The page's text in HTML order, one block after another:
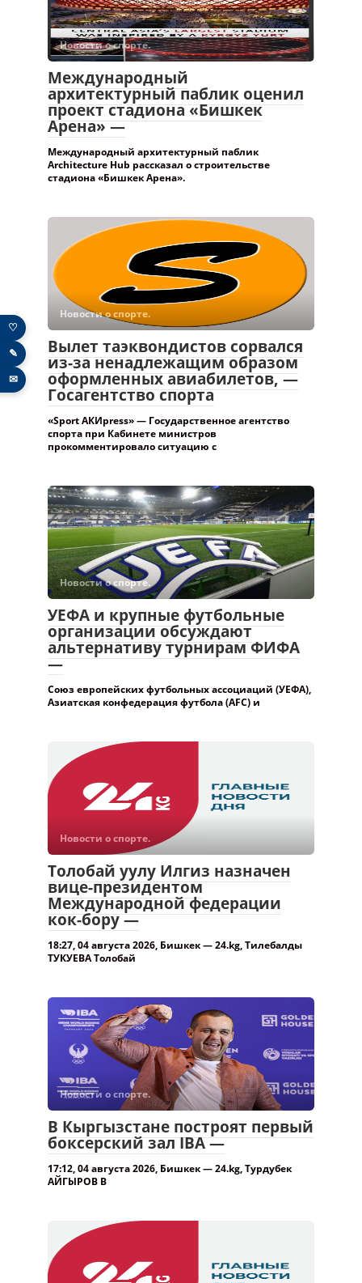
Новости о спорте.
Международный
архитектурный паблик оценил
проект стадиона «Бишкек
Арена» —
Международный архитектурный паблик
Architecture Hub рассказал о строительстве
стадиона «Бишкек Арена».
Новости о спорте.
Вылет таэквондистов сорвался
из-за ненадлежащим образом
оформленных авиабилетов, —
Госагентство спорта
«Sport АКИpress» — Государственное агентство
спорта при Кабинете министров
прокомментировало ситуацию с
Новости о спорте.
УЕФА и крупные футбольные
организации обсуждают
альтернативу турнирам ФИФА
—
Союз европейских футбольных ассоциаций (УЕФА),
Азиатская конфедерация футбола (AFC) и
Новости о спорте.
Толобай уулу Илгиз назначен
вице-президентом
Международной федерации
кок-бору —
18:27, 04 августа 2026, Бишкек — 24.kg, Тилебалды
ТУКУЕВА Толобай
Новости о спорте.
В Кыргызстане построят первый
боксерский зал IBA —
17:12, 04 августа 2026, Бишкек — 24.kg, Турдубек
АЙГЫРОВ В
♡
✎
✉